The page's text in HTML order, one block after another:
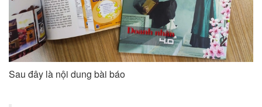
Sau đây là nội dung bài báo